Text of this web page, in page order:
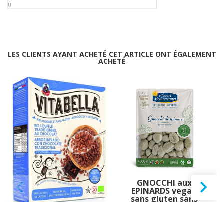
g
LES CLIENTS AYANT ACHETÉ CET ARTICLE ONT ÉGALEMENT
ACHETÉ
Céréales au RIZ
SOUFFLÉ
traditionnel au
GNOCCHI aux
EPINARDS vegan
sans gluten sans